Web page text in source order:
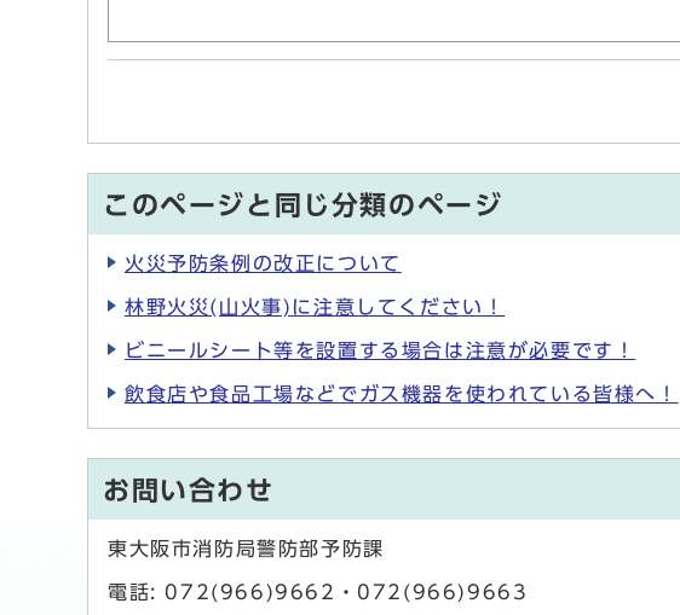
このページと同じ分類のページ
火災予防条例の改正について
林野火災(山火事)に注意してください！
ビニールシート等を設置する場合は注意が必要です！
飲食店や食品工場などでガス機器を使われている皆様へ！
お問い合わせ
東大阪市消防局警防部予防課
電話: 072(966)9662・072(966)9663